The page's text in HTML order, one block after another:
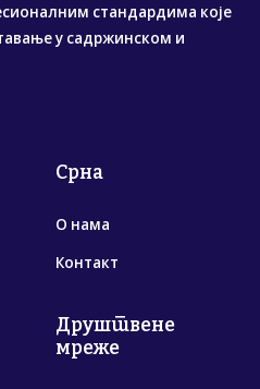
стандардима које
у садржинском и
Срна
О нама
Контакт
Друштвене
мреже